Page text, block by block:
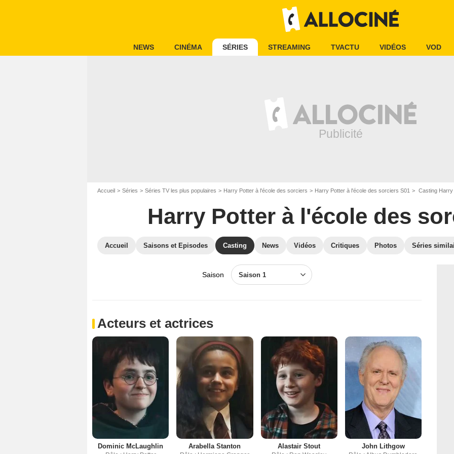
NEWS CINÉMA SÉRIES STREAMING TVACTU VIDÉOS VOD
Accueil Séries Séries TV les plus populaires Harry Potter à l'école des sorciers Harry Potter à l'école des sorciers S01 Casting
Harry Potter à l'école des
Accueil Saisons et Episodes Casting News Vidéos Critiques Photos Séries
Saison Saison 1
Acteurs et actrices
Dominic McLaughlin Arabella Stanton Alastair Stout John Lithgow